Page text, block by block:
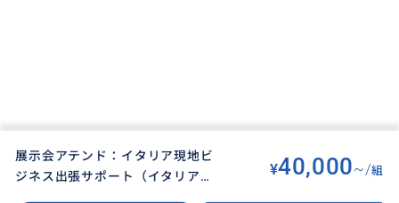
展示会アテンド：イタリア現地ビ
ジネス出張サポート（イタリア各
¥40,000~/組